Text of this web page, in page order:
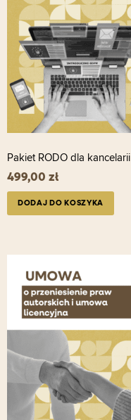
Pakiet RODO dla kancelarii
499,00 zł
DODAJ DO KOSZYKA